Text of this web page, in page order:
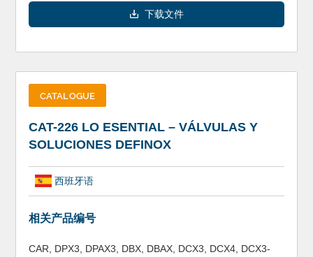
下载文件
CATALOGUE
CAT-226 LO ESENTIAL – VÁLVULAS Y
SOLUCIONES DEFINOX
西班牙语
相关产品编号
CAR, DPX3, DPAX3, DBX, DBAX, DCX3, DCX4, DCX3-